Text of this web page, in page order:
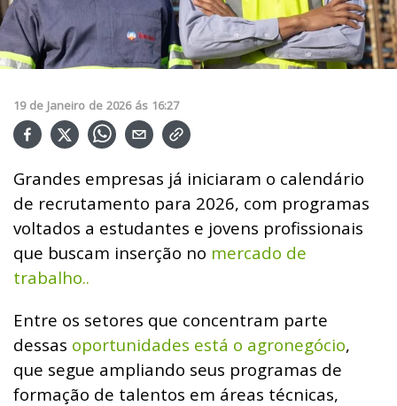
19 de Janeiro de 2026 ás 16:27
Grandes empresas já iniciaram o calendário
de recrutamento para 2026, com programas
voltados a estudantes e jovens profissionais
que buscam inserção no mercado de
trabalho..
Entre os setores que concentram parte
dessas oportunidades está o agronegócio,
que segue ampliando seus programas de
formação de talentos em áreas técnicas,